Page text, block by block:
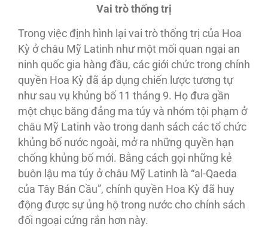
Vai trò thống trị
Trong việc định hình lại vai trò thống trị của Hoa
Kỳ ở châu Mỹ Latinh như một mối quan ngại an
ninh quốc gia hàng đầu, các giới chức trong chính
quyền Hoa Kỳ đã áp dụng chiến lược tương tự
như sau vụ khủng bố 11 tháng 9. Họ đưa gần
một chục băng đảng ma túy và nhóm tội phạm ở
châu Mỹ Latinh vào trong danh sách các tổ chức
khủng bố nước ngoài, mở ra những quyền hạn
chống khủng bố mới. Bằng cách gọi những kẻ
buôn lậu ma túy ở châu Mỹ Latinh là “al-Qaeda
của Tây Bán Cầu”, chính quyền Hoa Kỳ đã huy
động được sự ủng hộ trong nước cho chính sách
đối ngoại cứng rắn hơn này.